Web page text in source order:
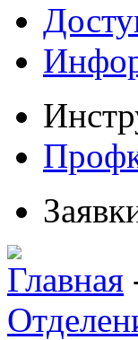
Главная